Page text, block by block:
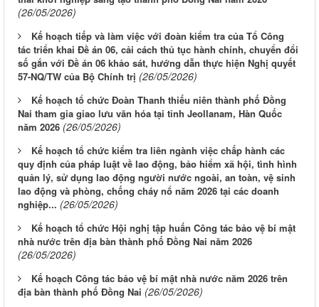
(26/05/2026)
Kế hoạch tiếp và làm việc với đoàn kiểm tra của Tổ Công
tác triển khai Đề án 06, cải cách thủ tục hành chính, chuyển đổi
số gắn với Đề án 06 khảo sát, hướng dẫn thực hiện Nghị quyết
57-NQ/TW của Bộ Chính trị (26/05/2026)
Kế hoạch tổ chức Đoàn Thanh thiếu niên thành phố Đồng
Nai tham gia giao lưu văn hóa tại tỉnh Jeollanam, Hàn Quốc
năm 2026 (26/05/2026)
Kế hoạch tổ chức kiểm tra liên ngành việc chấp hành các
quy định của pháp luật về lao động, bảo hiểm xã hội, tình hình
quản lý, sử dụng lao động người nước ngoài, an toàn, vệ sinh
lao động và phòng, chống cháy nổ năm 2026 tại các doanh
nghiệp... (26/05/2026)
Kế hoạch tổ chức Hội nghị tập huấn Công tác bảo vệ bí mật
nhà nước trên địa bàn thành phố Đồng Nai năm 2026
(26/05/2026)
Kế hoạch Công tác bảo vệ bí mật nhà nước năm 2026 trên
địa bàn thành phố Đồng Nai (26/05/2026)